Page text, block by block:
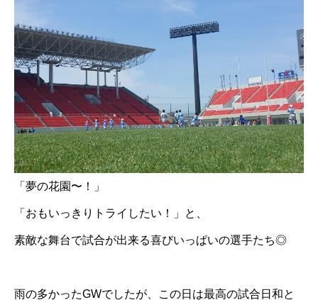
「夢の花園〜！」
「おもいっきりトライしたい！」と、
素敵な舞台で試合が出来る喜びいっぱいの選手たち◎
雨の多かったGWでしたが、この日は最高の試合日和と